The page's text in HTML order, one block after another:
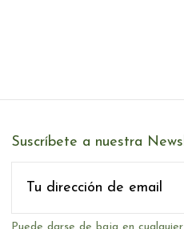
Suscríbete a nuestra